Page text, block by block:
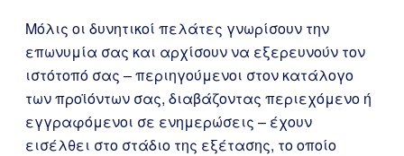
Μόλις οι δυνητικοί πελάτες γνωρίσουν την
επωνυμία σας και αρχίσουν να εξερευνούν τον
ιστότοπό σας – περιηγούμενοι στον κατάλογο
των προϊόντων σας, διαβάζοντας περιεχόμενο ή
εγγραφόμενοι σε ενημερώσεις – έχουν
εισέλθει στο στάδιο της εξέτασης, το οποίο